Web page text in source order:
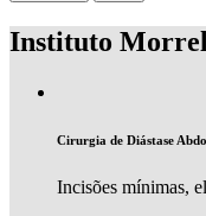
Instituto
Cirurgia de Diástase
Incisões mínimas,